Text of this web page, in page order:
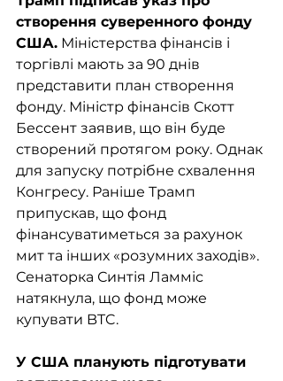
створення суверенного фонду
США. Міністерства фінансів і
торгівлі мають за 90 днів
представити план створення
фонду. Міністр фінансів Скотт
Бессент заявив, що він буде
створений протягом року. Однак
для запуску потрібне схвалення
Конгресу. Раніше Трамп
припускав, що фонд
фінансуватиметься за рахунок
мит та інших «розумних заходів».
Сенаторка Синтія Ламміс
натякнула, що фонд може
купувати BTC.
У США планують підготувати